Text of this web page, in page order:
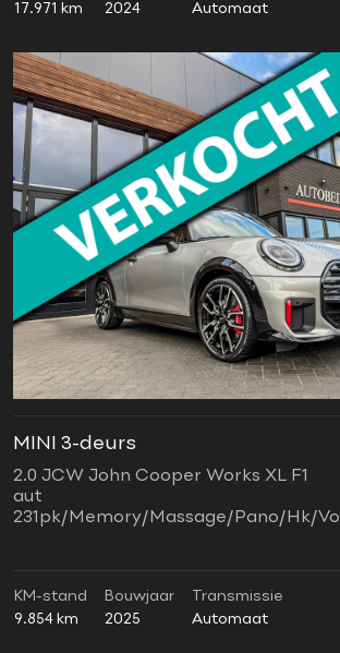
17.971 km
2024
Automaat
MINI 3-deurs
2.0 JCW John Cooper Works XL F1
aut
231pk/Memory/Massage/Pano/Hk/Vol
KM-stand
9.854 km
Bouwjaar
2025
Transmissie
Automaat